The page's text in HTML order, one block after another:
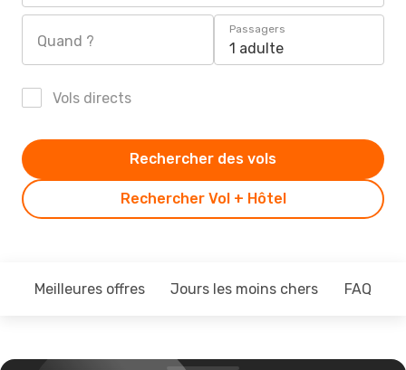
Quand ?
Passagers
1 adulte
Vols directs
Rechercher Vol + Hôtel
Rechercher des vols
Meilleures offres Jours les moins chers FAQ